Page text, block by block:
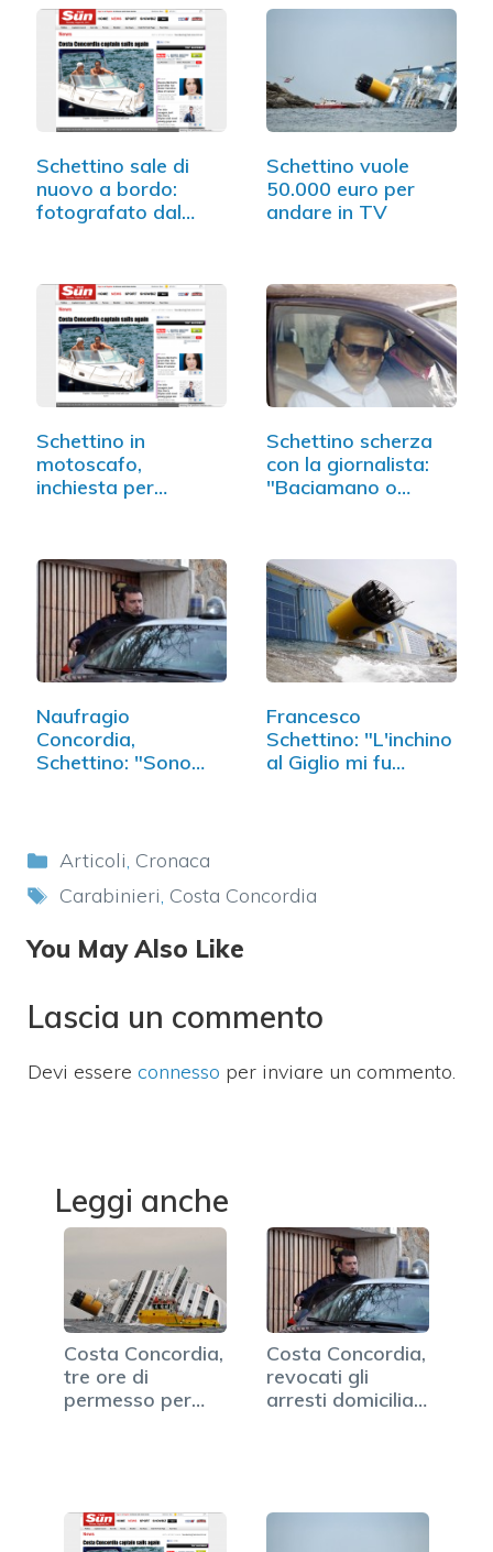
Schettino sale di
nuovo a bordo:
fotografato dal
Schettino vuole
50.000 euro per
andare in TV
Schettino in
motoscafo,
inchiesta per
Schettino scherza
con la giornalista:
"Baciamano o
Naufragio
Concordia,
Schettino: "Sono
Francesco
Schettino: "L'inchino
al Giglio mi fu…
Categorie
Articoli, Cronaca
Tag
Carabinieri, Costa Concordia
You May Also Like
Lascia un commento
Devi essere connesso per inviare un commento.
Leggi anche
Costa Concordia,
tre ore di
permesso per
Costa Concordia,
revocati gli
arresti domiciliari